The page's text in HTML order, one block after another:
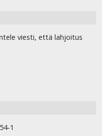
viesti, että lahjoitus
1